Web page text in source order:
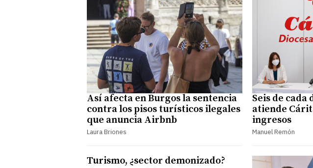
Así afecta en Burgos la sentencia
contra los pisos turísticos ilegales
que anuncia Airbnb
Laura Briones
Seis de cada
atiende
ingresos
Manuel Remón
Turismo, ¿sector demonizado?